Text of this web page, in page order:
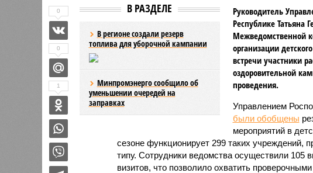
В РАЗДЕЛЕ
В регионе создали резерв
топлива для уборочной кампании
Минпромэнерго сообщило об
уменьшении очередей на
заправках
Руководитель
Республике Татьяна
Межведомственной
организации
встречи участники
оздоровительной
проведения.
Управлением
были обобщены
мероприятий в
сезоне функционирует 299 таких учреждений,
типу. Сотрудники ведомства осуществили 105
визитов, что позволило охватить
0
0
1